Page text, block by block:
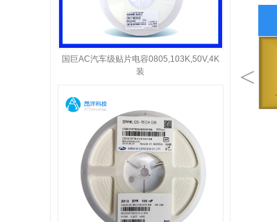
国巨AC汽车级贴片电容0805,103K,50V,4K
装
<